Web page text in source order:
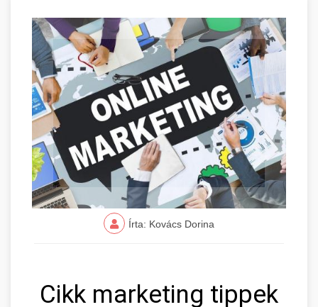
Írta: Kovács Dorina
Cikk marketing tippek